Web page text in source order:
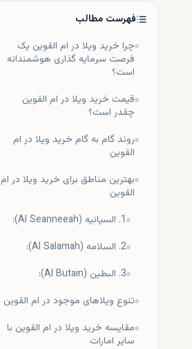
فهرست مطالب
چرا خرید ویلا در ام القوین یک
فرصت سرمایه گذاری هوشمندانه
است؟
قیمت خرید ویلا در ام القوین
چقدر است؟
روند گام به گام خرید ویلا در ام
القوین
بهترین مناطق برای خرید ویلا در ام
القوین
1. السیانیه (Al Seanneeah):
2. السلامه (Al Salamah):
3. البطین (Al Butain):
تنوع ویلاهای موجود در ام القوین
مقایسه خرید ویلا در ام القوین با
سایر امارات